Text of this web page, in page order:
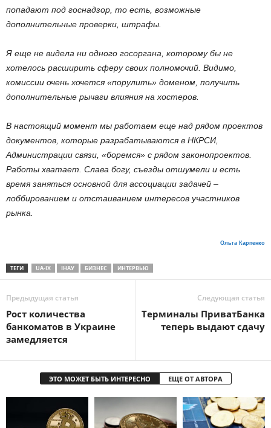
попадают под госнадзор, то есть, возможные
дополнительные проверки, штрафы.
Я еще не видела ни одного госоргана, которому бы не
хотелось расширить сферу своих полномочий. Видимо,
комиссии очень хочется «порулить» доменом, получить
дополнительные рычаги влияния на хостеров.
В настоящий момент мы работаем еще над рядом проектов
документов, которые разрабатываются в НКРСИ,
Администрации связи, «боремся» с рядом законопроектов.
Работы хватает. Слава богу, съезды отшумели и есть
время заняться основной для ассоциации задачей –
лоббированием и отстаиванием интересов участников
рынка.
Ольга Карпенко
ТЕГИ UA-IX ІНАУ БИЗНЕС ИНТЕРВЬЮ
Предыдущая статья
Рост количества
банкоматов в Украине
замедляется
Следующая статья
Терминалы ПриватБанка
теперь выдают сдачу
ЭТО МОЖЕТ БЫТЬ ИНТЕРЕСНО ЕЩЕ ОТ АВТОРА